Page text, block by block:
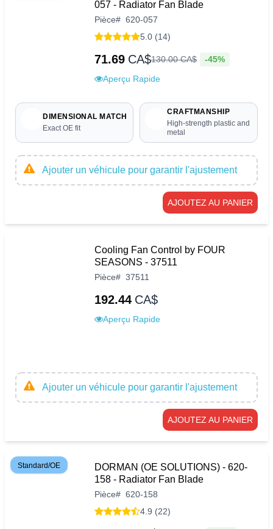
057 - Radiator Fan Blade
Pièce# 620-057
5.0 (14)
71.69 CA$130.00CA$ -45%
Aperçu Rapide
DIMENSIONAL MATCH
Exact OE fit
CRAFTMANSHIP
High-strength plastic and
metal
Ajouter un véhicule pour garantir l'ajustement
AJOUTEZ AU PANIER
Cooling Fan Control by FOUR
SEASONS - 37511
Pièce# 37511
192.44 CA$
Aperçu Rapide
Ajouter un véhicule pour garantir l'ajustement
AJOUTEZ AU PANIER
Standard/OE
DORMAN (OE SOLUTIONS) - 620-
158 - Radiator Fan Blade
Pièce# 620-158
4.9 (22)